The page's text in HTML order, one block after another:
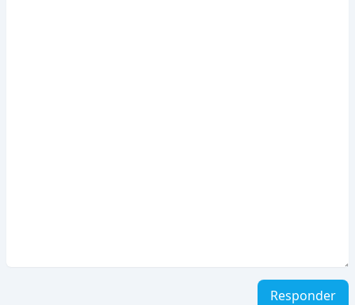
Responder